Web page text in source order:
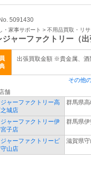
5091430
・家事サポート > 不用品買取・リ
ジャーファクトリー（
出張買取金額 ※貴金属、酒
その他
舗
ジャーファクトリー高
城店
群馬県
ジャーファクトリー伊
子店
群馬県
ジャーファクトリーピ
山店
滋賀県